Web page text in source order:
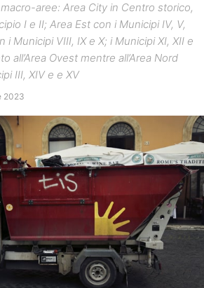
aree: Area City in Centro storico,
I e II; Area Est con i Municipi IV, V,
i Municipi VIII, IX e X; i Municipi XI, XII e
all’Area Ovest mentre all’Area Nord
III, XIV e e XV
2023